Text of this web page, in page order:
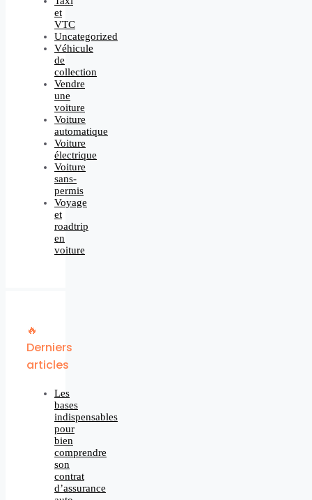
et
VTC
Uncategorized
Véhicule
de
collection
Vendre
une
voiture
Voiture
automatique
Voiture
électrique
Voiture
sans-
permis
Voyage
et
roadtrip
en
voiture
🔥
Derniers
articles
Les
bases
indispensables
pour
bien
comprendre
son
contrat
d’assurance